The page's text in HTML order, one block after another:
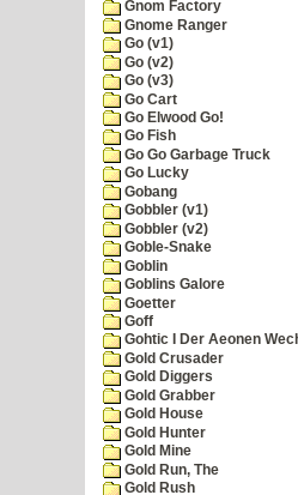
Gnom Factory
Gnome Ranger
Go (v1)
Go (v2)
Go (v3)
Go Cart
Go Elwood Go!
Go Fish
Go Go Garbage Truck
Go Lucky
Gobang
Gobbler (v1)
Gobbler (v2)
Goble-Snake
Goblin
Goblins Galore
Goetter
Goff
Gohtic I Der Aeonen
Gold Crusader
Gold Diggers
Gold Grabber
Gold House
Gold Hunter
Gold Mine
Gold Run, The
Gold Rush